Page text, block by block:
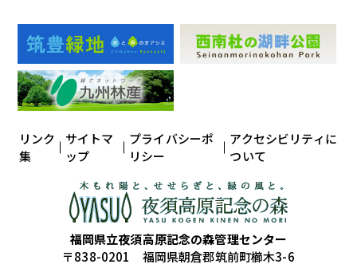
リンク
集
サイトマ
ップ
プライバシーポ
リシー
アクセシビリティに
ついて
福岡県立夜須高原記念の森管理センター
〒838-0201 福岡県朝倉郡筑前町櫛木3-6